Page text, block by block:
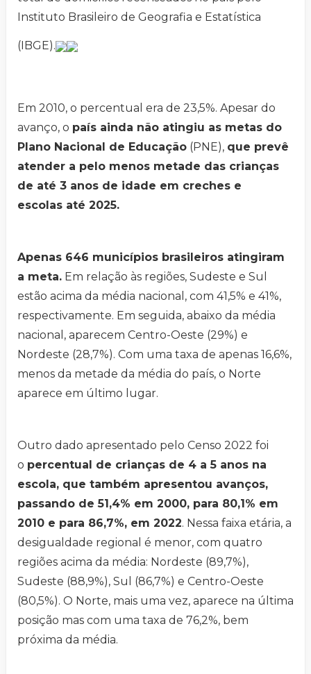
Instituto Brasileiro de Geografia e Estatística
(IBGE).
Em 2010, o percentual era de 23,5%. Apesar do
avanço, o país ainda não atingiu as metas do
Plano Nacional de Educação (PNE), que prevê
atender a pelo menos metade das crianças
de até 3 anos de idade em creches e
escolas até 2025.
Apenas 646 municípios brasileiros atingiram
a meta. Em relação às regiões, Sudeste e Sul
estão acima da média nacional, com 41,5% e 41%,
respectivamente. Em seguida, abaixo da média
nacional, aparecem Centro-Oeste (29%) e
Nordeste (28,7%). Com uma taxa de apenas 16,6%,
menos da metade da média do país, o Norte
aparece em último lugar.
Outro dado apresentado pelo Censo 2022 foi
o percentual de crianças de 4 a 5 anos na
escola, que também apresentou avanços,
passando de 51,4% em 2000, para 80,1% em
2010 e para 86,7%, em 2022. Nessa faixa etária, a
desigualdade regional é menor, com quatro
regiões acima da média: Nordeste (89,7%),
Sudeste (88,9%), Sul (86,7%) e Centro-Oeste
(80,5%). O Norte, mais uma vez, aparece na última
posição mas com uma taxa de 76,2%, bem
próxima da média.